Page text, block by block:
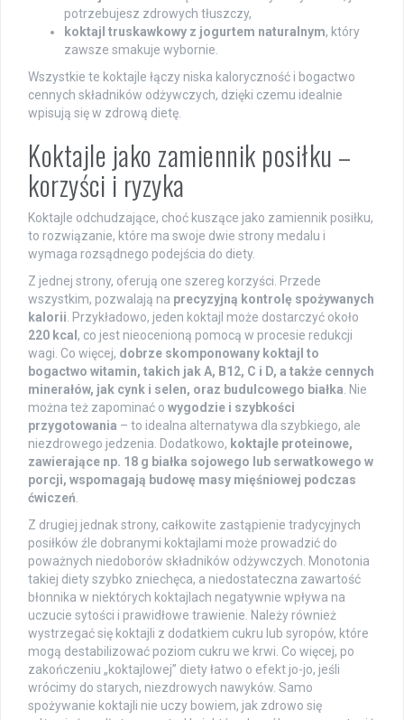
potrzebujesz zdrowych tłuszczy,
koktajl truskawkowy z jogurtem naturalnym, który
zawsze smakuje wybornie.
Wszystkie te koktajle łączy niska kaloryczność i bogactwo
cennych składników odżywczych, dzięki czemu idealnie
wpisują się w zdrową dietę.
Koktajle jako zamiennik posiłku –
korzyści i ryzyka
Koktajle odchudzające, choć kuszące jako zamiennik posiłku,
to rozwiązanie, które ma swoje dwie strony medalu i
wymaga rozsądnego podejścia do diety.
Z jednej strony, oferują one szereg korzyści. Przede
wszystkim, pozwalają na precyzyjną kontrolę spożywanych
kalorii . Przykładowo, jeden koktajl może dostarczyć około
220 kcal , co jest nieocenioną pomocą w procesie redukcji
wagi. Co więcej, dobrze skomponowany koktajl to
bogactwo witamin, takich jak A, B12, C i D, a także cennych
minerałów, jak cynk i selen, oraz budulcowego białka . Nie
można też zapominać o wygodzie i szybkości
przygotowania – to idealna alternatywa dla szybkiego, ale
niezdrowego jedzenia. Dodatkowo, koktajle proteinowe,
zawierające np. 18 g białka sojowego lub serwatkowego w
porcji, wspomagają budowę masy mięśniowej podczas
ćwiczeń
Z drugiej jednak strony, całkowite zastąpienie tradycyjnych
posiłków źle dobranymi koktajlami może prowadzić do
poważnych niedoborów składników odżywczych. Monotonia
takiej diety szybko zniechęca, a niedostateczna zawartość
błonnika w niektórych koktajlach negatywnie wpływa na
uczucie sytości i prawidłowe trawienie. Należy również
wystrzegać się koktajli z dodatkiem cukru lub syropów, które
mogą destabilizować poziom cukru we krwi. Co więcej, po
zakończeniu „koktajlowej” diety łatwo o efekt jo-jo, jeśli
wrócimy do starych, niezdrowych nawyków. Samo
spożywanie koktajli nie uczy bowiem, jak zdrowo się